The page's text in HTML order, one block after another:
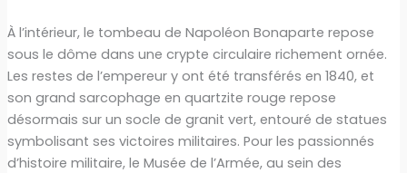
À l’intérieur, le tombeau de Napoléon Bonaparte repose
sous le dôme dans une crypte circulaire richement ornée.
Les restes de l’empereur y ont été transférés en 1840, et
son grand sarcophage en quartzite rouge repose
désormais sur un socle de granit vert, entouré de statues
symbolisant ses victoires militaires. Pour les passionnés
d’histoire militaire, le Musée de l’Armée, au sein des